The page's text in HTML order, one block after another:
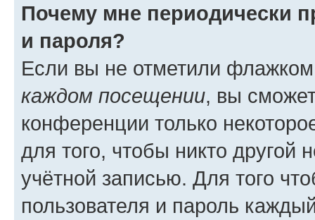
Почему мне периодически
и пароля?
Если вы не отметили
каждом посещении, вы
конференции только
для того, чтобы никто другой
учётной записью. Для того
пользователя и пароль